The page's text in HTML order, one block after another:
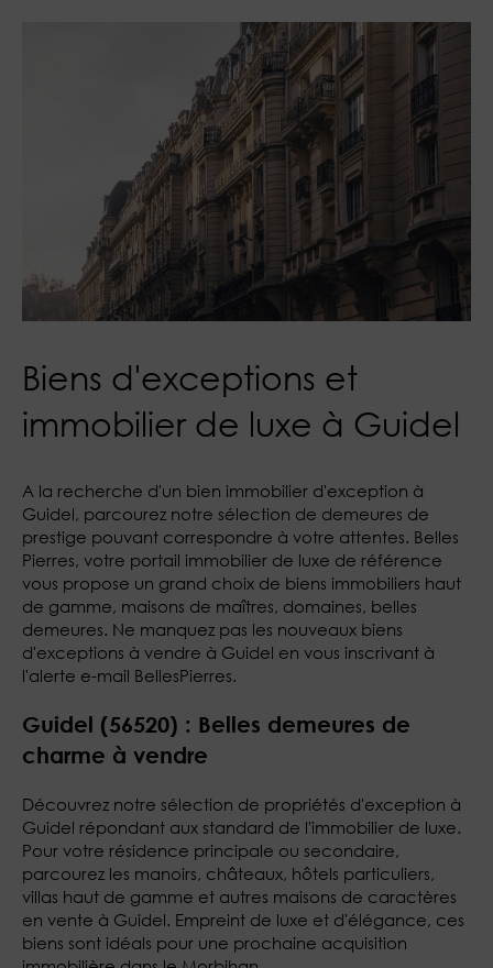
Biens d'exceptions et
immobilier de luxe à Guidel
A la recherche d'un bien immobilier d'exception à
Guidel, parcourez notre sélection de demeures de
prestige pouvant correspondre à votre attentes. Belles
Pierres, votre portail immobilier de luxe de référence
vous propose un grand choix de biens immobiliers haut
de gamme, maisons de maîtres, domaines, belles
demeures. Ne manquez pas les nouveaux biens
d'exceptions à vendre à Guidel en vous inscrivant à
l'alerte e-mail BellesPierres.
Guidel (56520) : Belles demeures de
charme à vendre
Découvrez notre sélection de propriétés d'exception à
Guidel répondant aux standard de l'immobilier de luxe.
Pour votre résidence principale ou secondaire,
parcourez les manoirs, châteaux, hôtels particuliers,
villas haut de gamme et autres maisons de caractères
en vente à Guidel. Empreint de luxe et d'élégance, ces
biens sont idéals pour une prochaine acquisition